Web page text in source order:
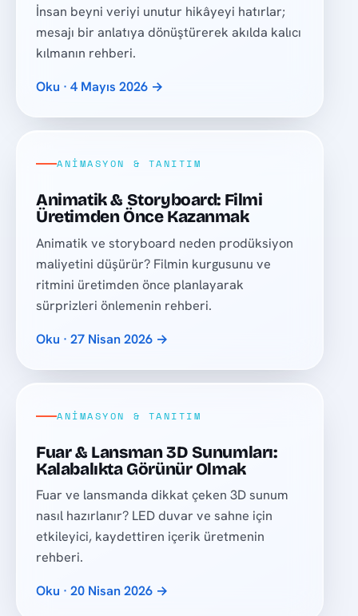
İnsan beyni veriyi unutur hikâyeyi hatırlar;
mesajı bir anlatıya dönüştürerek akılda kalıcı
kılmanın rehberi.
Oku · 4 Mayıs 2026 →
ANIMASYON & TANITIM
Animatik & Storyboard: Filmi
Üretimden Önce Kazanmak
Animatik ve storyboard neden prodüksiyon
maliyetini düşürür? Filmin kurgusunu ve
ritmini üretimden önce planlayarak
sürprizleri önlemenin rehberi.
Oku · 27 Nisan 2026 →
ANIMASYON & TANITIM
Fuar & Lansman 3D Sunumları:
Kalabalıkta Görünür Olmak
Fuar ve lansmanda dikkat çeken 3D sunum
nasıl hazırlanır? LED duvar ve sahne için
etkileyici, kaydettiren içerik üretmenin
rehberi.
Oku · 20 Nisan 2026 →